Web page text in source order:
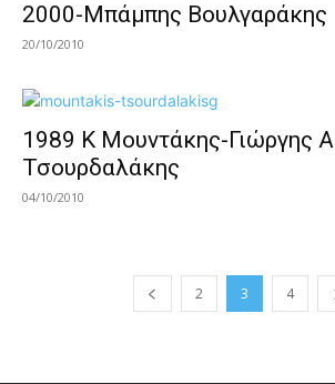
2000-Μπάμπης Βουλγαράκης
20/10/2010
1989 Κ Μουντάκης-Γιώργης Α
Τσουρδαλάκης
04/10/2010
2 3 4